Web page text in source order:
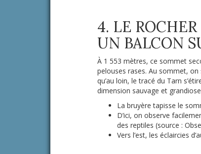
4. LE
UN BALCON
À 1 553 mètres, ce sommet
pelouses rases. Au sommet,
qu’au loin, le tracé du Tarn
dimension sauvage et
La bruyère tapisse le
D’ici, on observe
des reptiles (source :
Vers l’est, les éclaircies